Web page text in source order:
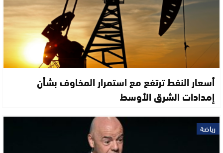
أسعار النفط ترتفع مع استمرار المخاوف بشأن
إمدادات الشرق الأوسط
رياضة